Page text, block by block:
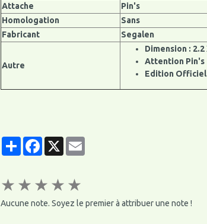
Attache
Pin's
Homologation
Sans
Fabricant
Segalen
Autre
Dimension : 2.2
Attention Pin's
Edition Officiel
PartagerFacebook
X Email
★ ★ ★ ★ ★
Aucune note. Soyez le premier à attribuer une note !